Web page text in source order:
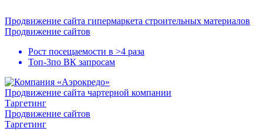
Продвижение сайта гипермаркета строительных материалов
Продвижение сайтов
Рост посещаемости в >4 раза
Топ-3по ВК запросам
Продвижение сайта чартерной компании
Таргетинг
Продвижение сайтов
Таргетинг